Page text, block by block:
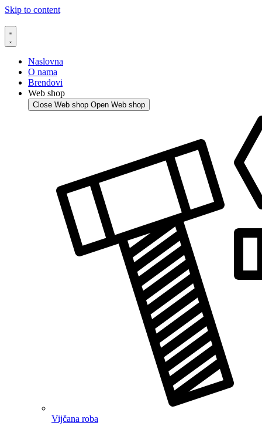
Skip to content
Naslovna
O nama
Brendovi
Web shop
Close Web shop Open Web shop
Vijčana roba